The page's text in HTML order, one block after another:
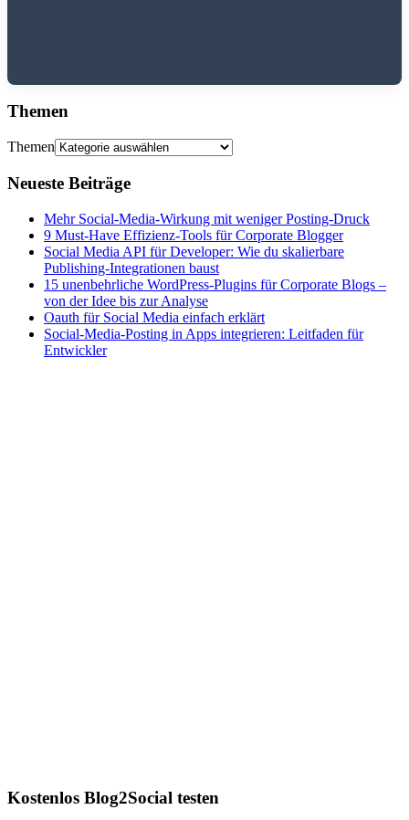
Themen
Themen
Neueste Beiträge
Mehr Social-Media-Wirkung mit weniger Posting-Druck
9 Must-Have Effizienz-Tools für Corporate Blogger
Social Media API für Developer: Wie du skalierbare
Publishing-Integrationen baust
15 unenbehrliche WordPress-Plugins für Corporate Blogs –
von der Idee bis zur Analyse
Oauth für Social Media einfach erklärt
Social-Media-Posting in Apps integrieren: Leitfaden für
Entwickler
Kostenlos Blog2Social testen